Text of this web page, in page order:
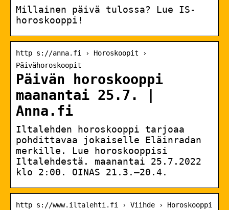
Millainen päivä tulossa? Lue IS-
horoskooppi!
http s://anna.fi › Horoskoopit ›
Päivähoroskoopit
Päivän horoskooppi
maanantai 25.7. |
Anna.fi
Iltalehden horoskooppi tarjoaa
pohdittavaa jokaiselle Eläinradan
merkille. Lue horoskooppisi
Iltalehdestä. maanantai 25.7.2022
klo 2:00. OINAS 21.3.–20.4.
http s://www.iltalehti.fi › Viihde › Horoskooppi